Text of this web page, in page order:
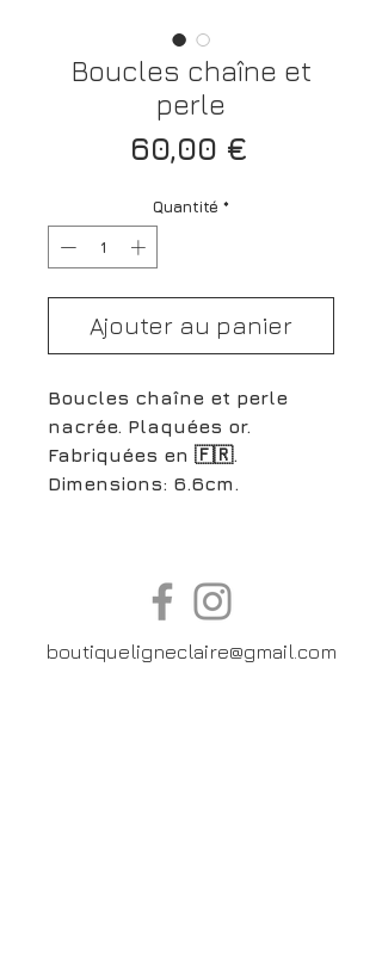
Boucles chaîne et
perle
60,00 €Prix
Quantité *
Ajouter au panier
Boucles chaîne et perle
nacrée. Plaquées or.
Fabriquées en 🇫🇷.
Dimensions: 6.6cm.
boutiqueligneclaire@gmail.com